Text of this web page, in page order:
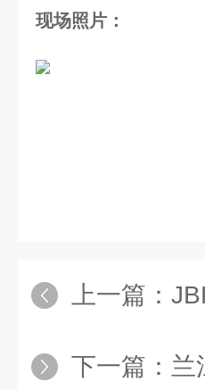
现场照片：
上一篇：
下一篇： 兰